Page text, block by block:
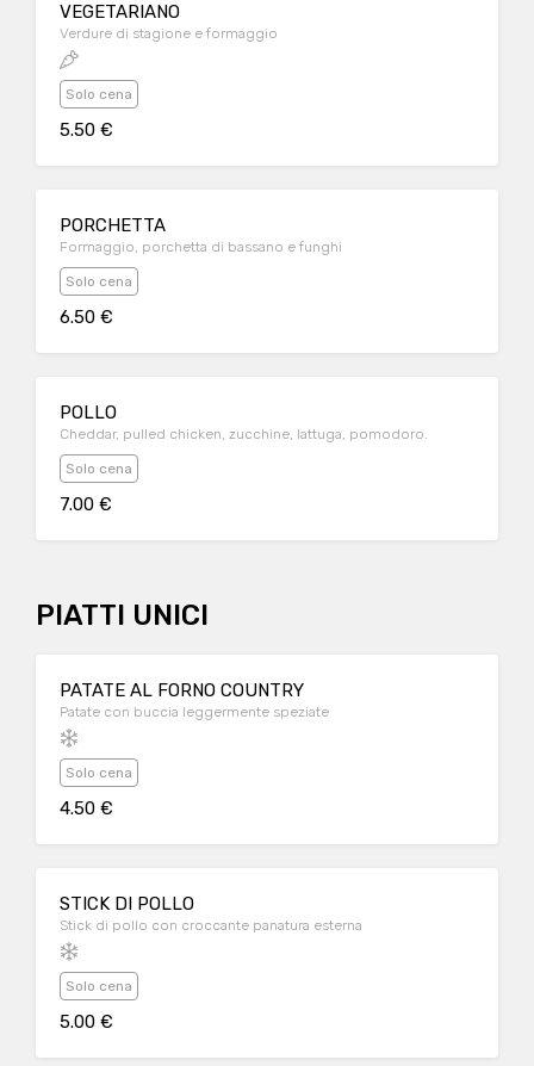
VEGETARIANO
Verdure di stagione e formaggio
Solo cena
5.50 €
PORCHETTA
Formaggio, porchetta di bassano e funghi
Solo cena
6.50 €
POLLO
Cheddar, pulled chicken, zucchine, lattuga, pomodoro.
Solo cena
7.00 €
PIATTI UNICI
PATATE AL FORNO COUNTRY
Patate con buccia leggermente speziate
Solo cena
4.50 €
STICK DI POLLO
Stick di pollo con croccante panatura esterna
Solo cena
5.00 €